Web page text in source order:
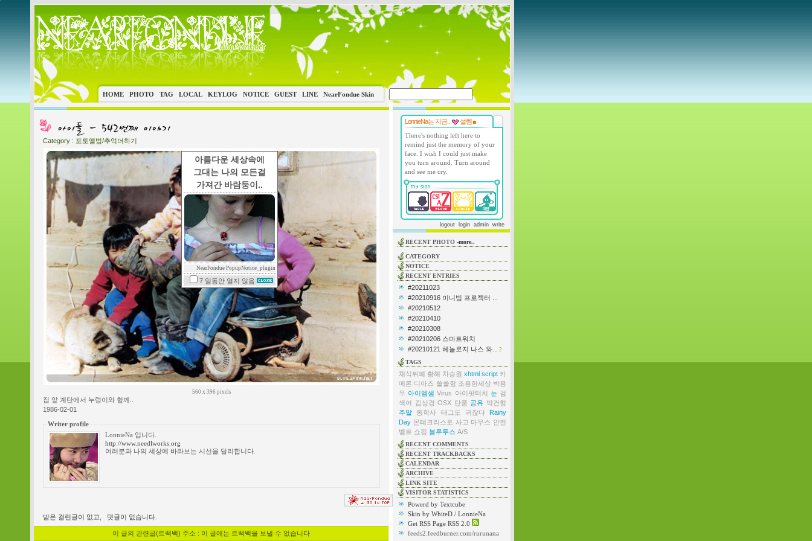
아름다운 세상속에
그대는 나의 모든걸
가져간 바람둥이..
NearFondue PopupNotice_plugin
7 일동안 열지 않음
HOME PHOTO TAG LOCAL KEYLOG NOTICE GUEST LINE NearFondue Skin
Category : 포토앨범/추억더하기
560 x 396 pixels
집 앞 계단에서 누렁이와 함께..
1986-02-01
Writer profile
LonnieNa 입니다.
http://www.needlworks.org
여러분과 나의 세상에 바라보는 시선을 달리합니다.
받은 걸린글이 없고, 댓글이 없습니다.
이 글의 관련글(트랙백) 주소 : 이 글에는 트랙백을 보낼 수 없습니다
LonnieNa는 지금..
설렘
There's nothing left here to
remind just the memory of your
face. I wish I could just make
you turn around. Turn around
and see me cry.
logout login admin write
RECENT PHOTO -more..
CATEGORY
NOTICE
RECENT ENTRIES
#20211023
#20210916 미니빔 프로젝터 ...
#20210512
#20210410
#20210308
#20210206 스마트워치
#20210121 헤놀로지 나스 와...
2
TAGS
채식뷔페 황해 차승원 xhtml script 카
메론 디아즈 쓸쓸함 조용한세상 박용
우 아이엠샘 Virus 아이팟터치 눈 검
색어
김상경 OSX 단풍 공유 박건형
주말
동학사 태그도 귀찮다
Rainy
Day 몬테크리스토 사고 마우스 안전
벨트 쇼핑 블루투스 A/S
RECENT COMMENTS
RECENT TRACKBACKS
CALENDAR
ARCHIVE
LINK SITE
VISITOR STATISTICS
Powerd by Textcube
Skin by WhiteD / LonnieNa
Get RSS Page RSS 2.0
feeds2.feedburner.com/rurunana